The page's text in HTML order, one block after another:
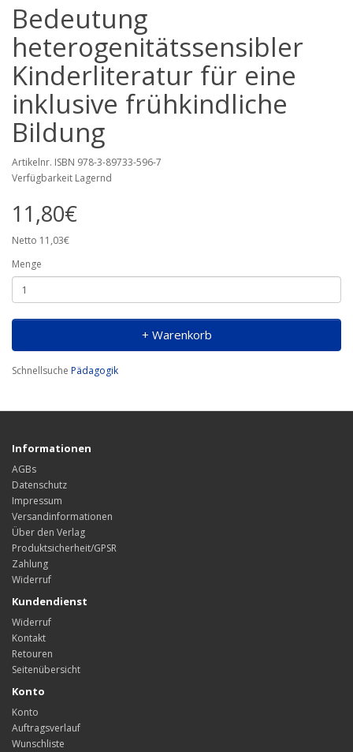
Bedeutung
heterogenitätssensibler
Kinderliteratur für eine
inklusive frühkindliche
Bildung
Artikelnr. ISBN 978-3-89733-596-7
Verfügbarkeit Lagernd
11,80€
Netto 11,03€
Menge
+ Warenkorb
Schnellsuche Pädagogik
Informationen
AGBs
Datenschutz
Impressum
Versandinformationen
Über den Verlag
Produktsicherheit/GPSR
Zahlung
Widerruf
Kundendienst
Widerruf
Kontakt
Retouren
Seitenübersicht
Konto
Konto
Auftragsverlauf
Wunschliste